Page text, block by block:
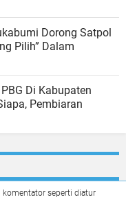
Dorong Satpol
Dalam
Di Kabupaten
Pembiaran
komentator seperti diatur